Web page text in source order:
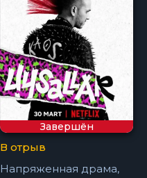
Завершён
В отрыв
Напряженная драма,